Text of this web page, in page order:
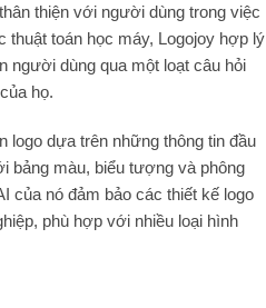
thiện với người dùng trong việc
thuật toán học máy, Logojoy hợp lý
người dùng qua một loạt câu hỏi
họ.
logo dựa trên những thông tin đầu
bảng màu, biểu tượng và phông
của nó đảm bảo các thiết kế logo
phù hợp với nhiều loại hình